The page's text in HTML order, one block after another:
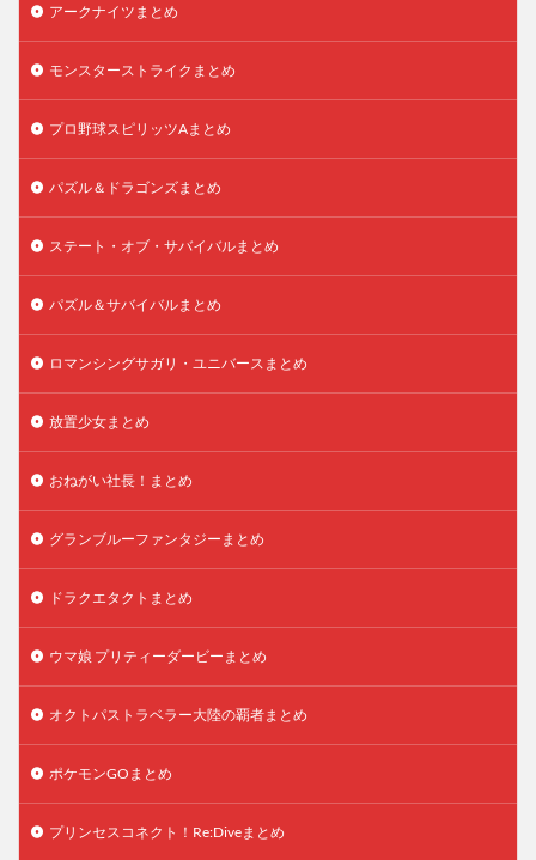
アークナイツまとめ
モンスターストライクまとめ
プロ野球スピリッツAまとめ
パズル＆ドラゴンズまとめ
ステート・オブ・サバイバルまとめ
パズル＆サバイバルまとめ
ロマンシングサガリ・ユニバースまとめ
放置少女まとめ
おねがい社長！まとめ
グランブルーファンタジーまとめ
ドラクエタクトまとめ
ウマ娘 プリティーダービーまとめ
オクトパストラベラー大陸の覇者まとめ
ポケモンGOまとめ
プリンセスコネクト！Re:Diveまとめ